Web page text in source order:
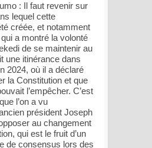
: Il faut revenir sur
lequel cette
créée, et notamment
a montré la volonté
de se maintenir au
une itinérance dans
2024, où il a déclaré
la Constitution et que
l’empêcher. C’est
l’on a vu
président Joseph
au changement
qui est le fruit d’un
de consensus lors des